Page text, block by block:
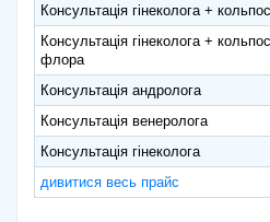
Консультація гінеколога +
Консультація гінеколога +
флора
Консультація андролога
Консультація венеролога
Консультація гінеколога
дивитися весь прайс